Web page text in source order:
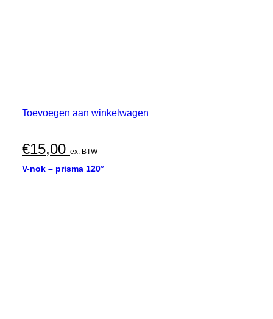
Toevoegen aan winkelwagen
€15,00 ex. BTW
V-nok – prisma 120°